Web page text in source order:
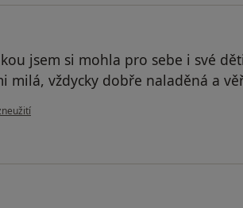
jsem si mohla pro sebe i své
milá, vždycky dobře naladěná a
uživatele Pacient